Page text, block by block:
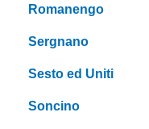
Romanengo
Sergnano
Sesto ed Uniti
Soncino